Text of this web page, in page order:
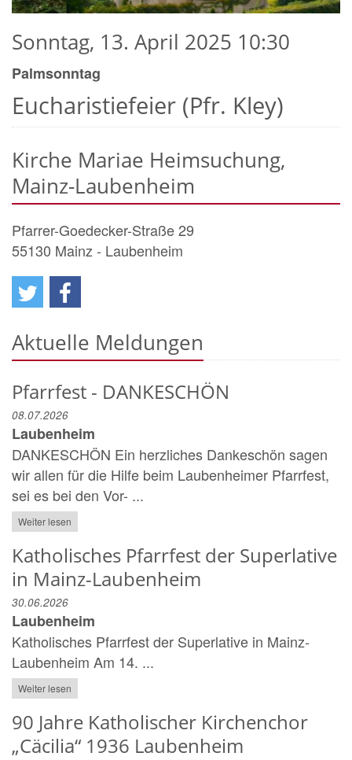
Eucharistiefeier (Pfr. Kley)
Sonntag, 13. April 2025 10:30
Palmsonntag
Kirche Mariae Heimsuchung,
Mainz-Laubenheim
Pfarrer-Goedecker-Straße 29
55130 Mainz - Laubenheim
Aktuelle Meldungen
Pfarrfest - DANKESCHÖN
08.07.2026
Laubenheim
DANKESCHÖN Ein herzliches Dankeschön sagen
wir allen für die Hilfe beim Laubenheimer Pfarrfest,
sei es bei den Vor- ...
Weiter lesen
Katholisches Pfarrfest der Superlative
in Mainz-Laubenheim
30.06.2026
Laubenheim
Katholisches Pfarrfest der Superlative in Mainz-
Laubenheim Am 14. ...
Weiter lesen
90 Jahre Katholischer Kirchenchor
„Cäcilia“ 1936 Laubenheim